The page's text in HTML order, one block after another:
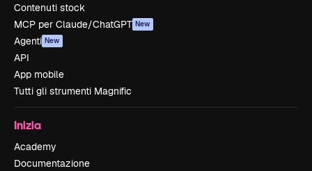
Contenuti stock
MCP per Claude/ChatGPT New
Agenti New
API
App mobile
Tutti gli strumenti Magnific
Inizia
Academy
Documentazione